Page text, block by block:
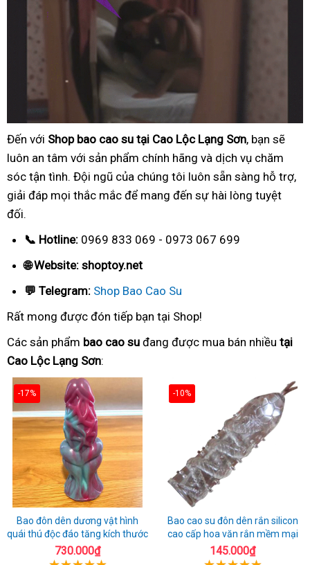
Đến với Shop bao cao su tại Cao Lộc Lạng Sơn, bạn sẽ
luôn an tâm với sản phẩm chính hãng và dịch vụ chăm
sóc tận tình. Đội ngũ của chúng tôi luôn sẵn sàng hỗ trợ,
giải đáp mọi thắc mắc để mang đến sự hài lòng tuyệt
đối.
📞 Hotline: 0969 833 069 - 0973 067 699
🌐 Website: shoptoy.net
💬 Telegram: Shop Bao Cao Su
Rất mong được đón tiếp bạn tại Shop!
Các sản phẩm bao cao su đang được mua bán nhiều tại
Cao Lộc Lạng Sơn:
-17%
Bao đôn dên dương vật hình
quái thú độc đáo tăng kích thước
730.000₫
-10%
Bao cao su đôn dên rắn silicon
cao cấp hoa văn rắn mềm mại
145.000₫